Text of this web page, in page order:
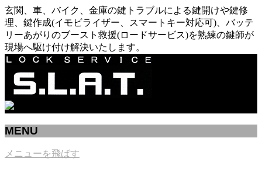
玄関、車、バイク、金庫の鍵トラブルによる鍵開けや鍵修
理、鍵作成(イモビライザー、スマートキー対応可)、バッテ
リーあがりのブースト救援(ロードサービス)を熟練の鍵師が
現場へ駆け付け解決いたします。
MENU
メニューを飛ばす